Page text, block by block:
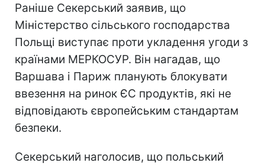
Раніше Секерський заявив, що
Міністерство сільського господарства
Польщі виступає проти укладення угоди з
країнами МЕРКОСУР. Він нагадав, що
Варшава і Париж планують блокувати
ввезення на ринок ЄС продуктів, які не
відповідають європейським стандартам
безпеки.
Секерський наголосив, що польський